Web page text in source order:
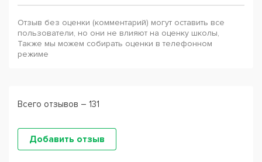
Отзыв без оценки (комментарий) могут оставить все
пользователи, но они не влияют на оценку школы,
Также мы можем собирать оценки в телефонном
режиме
Всего отзывов – 131
Добавить отзыв